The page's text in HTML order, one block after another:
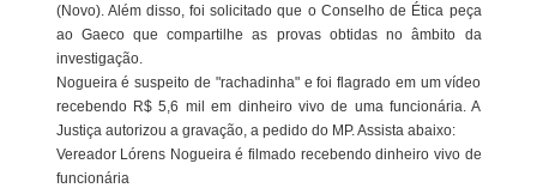
(Novo). Além disso, foi solicitado que o Conselho de Ética peça
ao Gaeco que compartilhe as provas obtidas no âmbito da
investigação.
Nogueira é suspeito de "rachadinha" e foi flagrado em um vídeo
recebendo R$ 5,6 mil em dinheiro vivo de uma funcionária. A
Justiça autorizou a gravação, a pedido do MP. Assista abaixo:
Vereador Lórens Nogueira é filmado recebendo dinheiro vivo de
funcionária